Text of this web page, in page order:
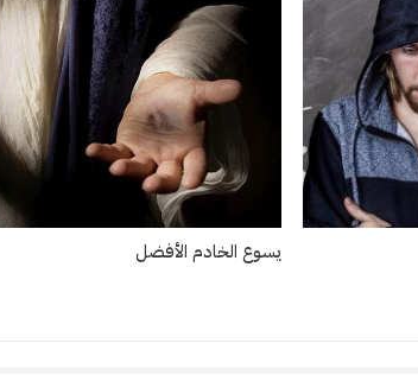
يسوع الخادم الأفضل